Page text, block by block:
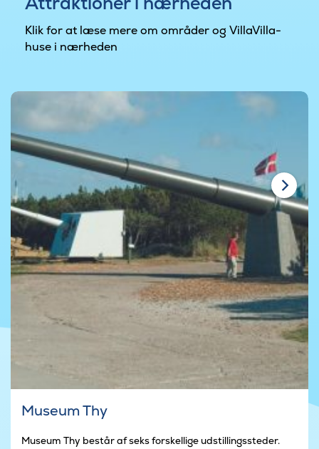
Klik for at læse mere om områder og VillaVilla-
huse i nærheden
Museum Thy
Museum Thy består af seks forskellige udstillingssteder.